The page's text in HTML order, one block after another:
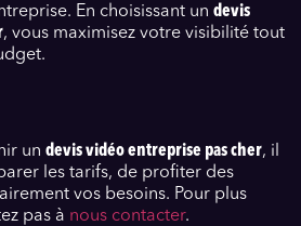
En choisissant un devis
, vous maximisez votre visibilité tout
un devis vidéo entreprise pas cher, il
les tarifs, de profiter des
vos besoins. Pour plus
pas à nous contacter.